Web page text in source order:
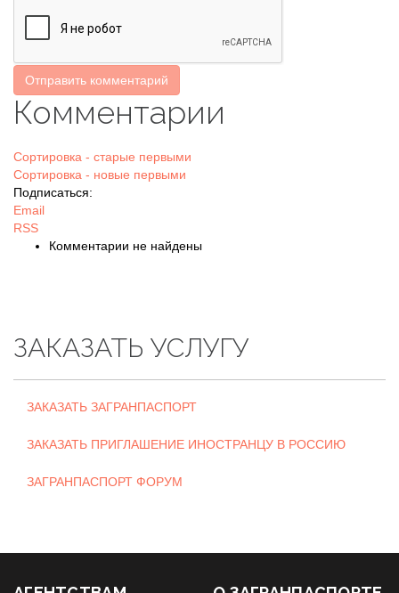
Отправить комментарий
Комментарии
Сортировка - старые первыми
Сортировка - новые первыми
Подписаться:
Email
RSS
Комментарии не найдены
ЗАКАЗАТЬ УСЛУГУ
ЗАКАЗАТЬ ЗАГРАНПАСПОРТ
ЗАКАЗАТЬ ПРИГЛАШЕНИЕ ИНОСТРАНЦУ В РОССИЮ
ЗАГРАНПАСПОРТ ФОРУМ